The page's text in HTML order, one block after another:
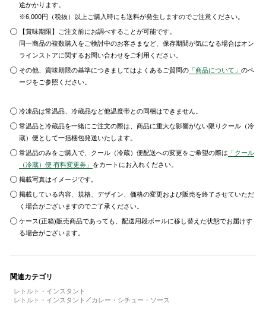
途かかります。
※6,000円（税抜）以上ご購入時にも送料が発生しますのでご注意ください。
【賞味期限】ご注文前にお調べすることが可能です。
同一商品の複数購入をご検討中のお客さまなど、保存期間が気になる場合はオン
ラインストアに関するお問い合わせをご利用ください。
その他、賞味期限の基準につきましてはよくあるご質問の 「商品について」のペ
ージをご参照ください。
冷凍品は常温品、冷蔵品など他温度帯との同梱はできません。
常温品と冷蔵品を一緒にご注文の際は、商品に重大な影響がない限りクール（冷
蔵）便として一括梱包発送いたします。
常温品のみをご購入で、クール（冷蔵）便配送への変更をご希望の際は 「クール
（冷蔵）便 有料変更券」 をカートにお入れください。
掲載写真はイメージです。
掲載している内容、規格、デザイン、価格の変更および販売を終了させていただ
く場合がございますのでご了承ください。
ケース(正箱)販売商品であっても、配送用段ボールに移し替えた状態でお届けす
る場合がございます。
関連カテゴリ
レトルト・インスタント
レトルト・インスタント
カレー・シチュー・ソース